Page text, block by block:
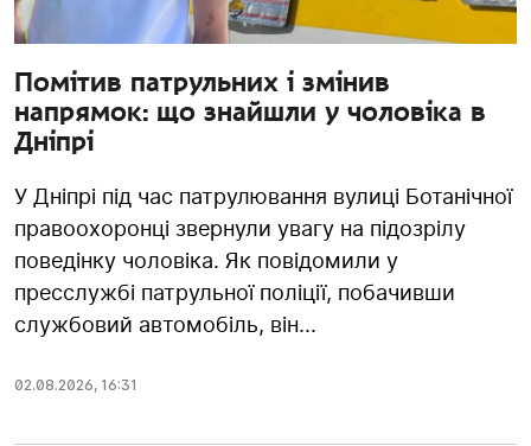
Помітив патрульних і змінив
напрямок: що знайшли у чоловіка в
Дніпрі
У Дніпрі під час патрулювання вулиці Ботанічної
правоохоронці звернули увагу на підозрілу
поведінку чоловіка. Як повідомили у
пресслужбі патрульної поліції, побачивши
службовий автомобіль, він...
02.08.2026, 16:31